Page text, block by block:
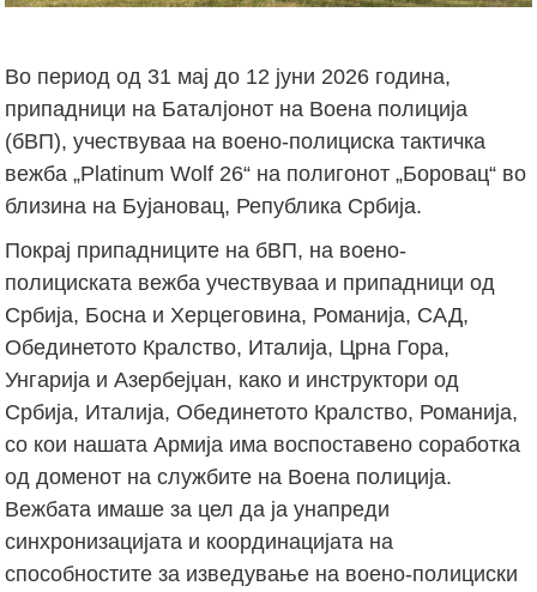
Во период од 31 мај до 12 јуни 2026 година,
припадници на Баталјонот на Воена полиција
(бВП), учествуваа на воено-полициска тактичка
вежба „Platinum Wolf 26“ на полигонот „Боровац“ во
близина на Бујановац, Република Србија.
Покрај припадниците на бВП, на воено-
полициската вежба учествуваа и припадници од
Србија, Босна и Херцеговина, Романија, САД,
Обединетото Кралство, Италија, Црна Гора,
Унгарија и Азербејџан, како и инструктори од
Србија, Италија, Обединетото Кралство, Романија,
со кои нашата Армија има воспоставено соработка
од доменот на службите на Воена полиција.
Вежбата имаше за цел да ја унапреди
синхронизацијата и координацијата на
способностите за изведување на воено-полициски